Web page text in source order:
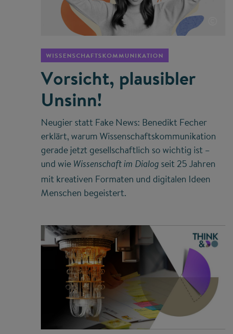
WISSENSCHAFTSKOMMUNIKATION
Vorsicht, plausibler
Unsinn!
Neugier statt Fake News: Benedikt Fecher
erklärt, warum Wissenschaftskommunikation
gerade jetzt gesellschaftlich so wichtig ist –
und wie Wissenschaft im Dialog seit 25 Jahren
mit kreativen Formaten und digitalen Ideen
Menschen begeistert.